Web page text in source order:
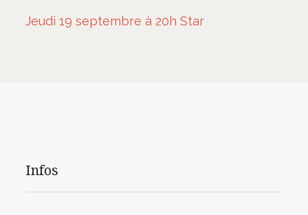
Jeudi 19 septembre à 20h Star
Infos